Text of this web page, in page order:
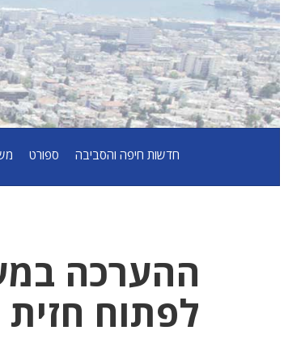
חדשות חיפה והסביבה ספורט
ההערכה
לפתוח חזית